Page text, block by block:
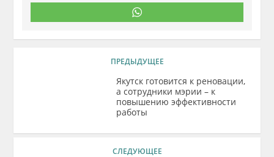
ПРЕДЫДУЩЕЕ
Якутск готовится к реновации,
а сотрудники мэрии – к
повышению эффективности
работы
СЛЕДУЮЩЕЕ